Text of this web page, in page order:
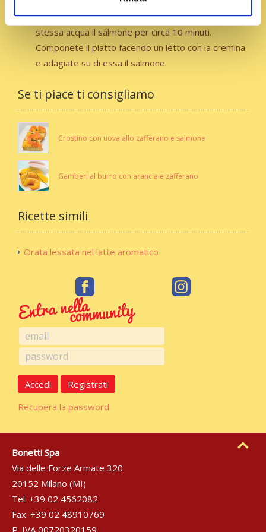
primo bollore, abbassate il fuoco e cuocete nella
stessa acqua il salmone per circa 10 minuti.
Componete il piatto facendo un letto con la cremina
e adagiate su di essa il salmone.
Se ti piace ti consigliamo
Crostino con uova allo zafferano e salmone
Gamberi al burro con arancia e zafferano
Ricette simili
Orata lessata nel latte aromatico
Accedi
Registrati
Recupera la password
Bonetti Spa
Via delle Forze Armate 320
20152 Milano (MI)
Tel: +39 02 4562082
Fax: +39 02 48910769
P. IVA 00720320159